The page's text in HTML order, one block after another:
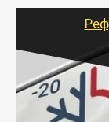
для
Газель (1,5